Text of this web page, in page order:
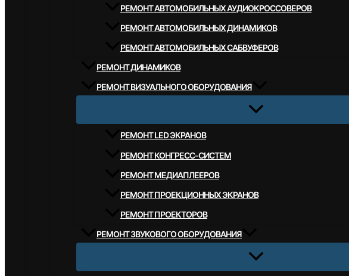
РЕМОНТ АВТОМОБИЛЬНЫХ АУДИОКРОССОВЕРОВ
РЕМОНТ АВТОМОБИЛЬНЫХ ДИНАМИКОВ
РЕМОНТ АВТОМОБИЛЬНЫХ САБВУФЕРОВ
РЕМОНТ ДИНАМИКОВ
РЕМОНТ ВИЗУАЛЬНОГО ОБОРУДОВАНИЯ
РЕМОНТ LED ЭКРАНОВ
РЕМОНТ КОНГРЕСС-СИСТЕМ
РЕМОНТ МЕДИАПЛЕЕРОВ
РЕМОНТ ПРОЕКЦИОННЫХ ЭКРАНОВ
РЕМОНТ ПРОЕКТОРОВ
РЕМОНТ ЗВУКОВОГО ОБОРУДОВАНИЯ